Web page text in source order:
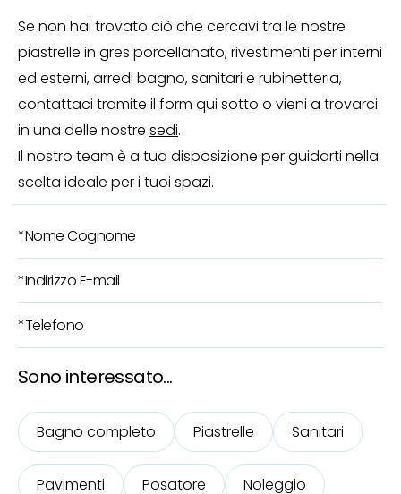
Se non hai trovato ciò che cercavi tra le nostre
piastrelle in gres porcellanato, rivestimenti per interni
ed esterni, arredi bagno, sanitari e rubinetteria,
contattaci tramite il form qui sotto o vieni a trovarci
in una delle nostre sedi.
Il nostro team è a tua disposizione per guidarti nella
scelta ideale per i tuoi spazi.
Sono interessato...
Bagno completo Piastrelle Sanitari
Pavimenti Posatore Noleggio